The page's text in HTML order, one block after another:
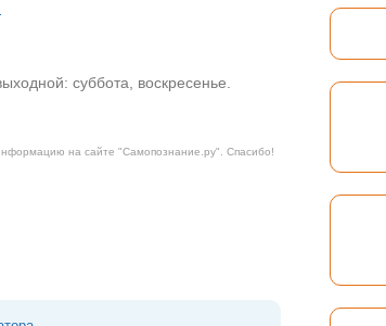
суббота, воскресенье.
на сайте "Самопознание.ру". Спасибо!